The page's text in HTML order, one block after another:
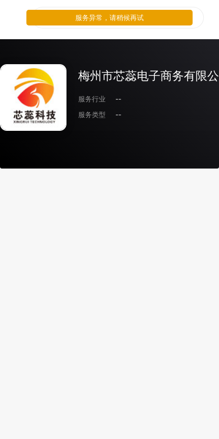
梅州市芯蕊电子商务有限
服务行业
--
服务类型
--
服务异常，请稍候再试